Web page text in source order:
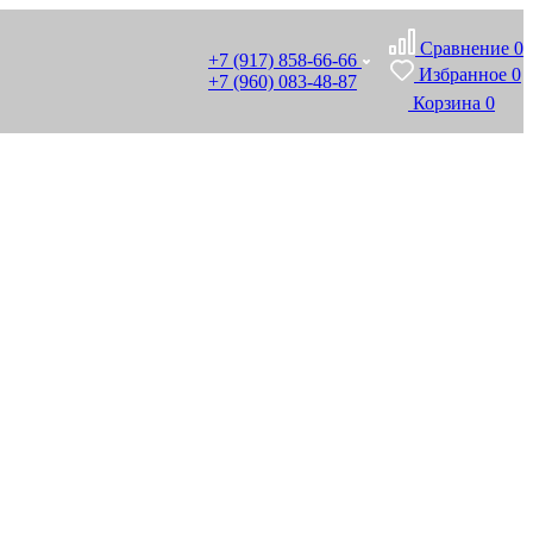
+7 (917) 858-66-66
+7 (960) 083-48-87
Сравнение 0
Избранное 0
Корзина 0